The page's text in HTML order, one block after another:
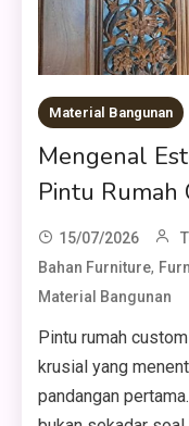
Material Bangunan
Mengenal
Pintu Rumah
15/07/2026
Bahan Furniture,
Material Bangunan
Pintu rumah
krusial yang
pandangan